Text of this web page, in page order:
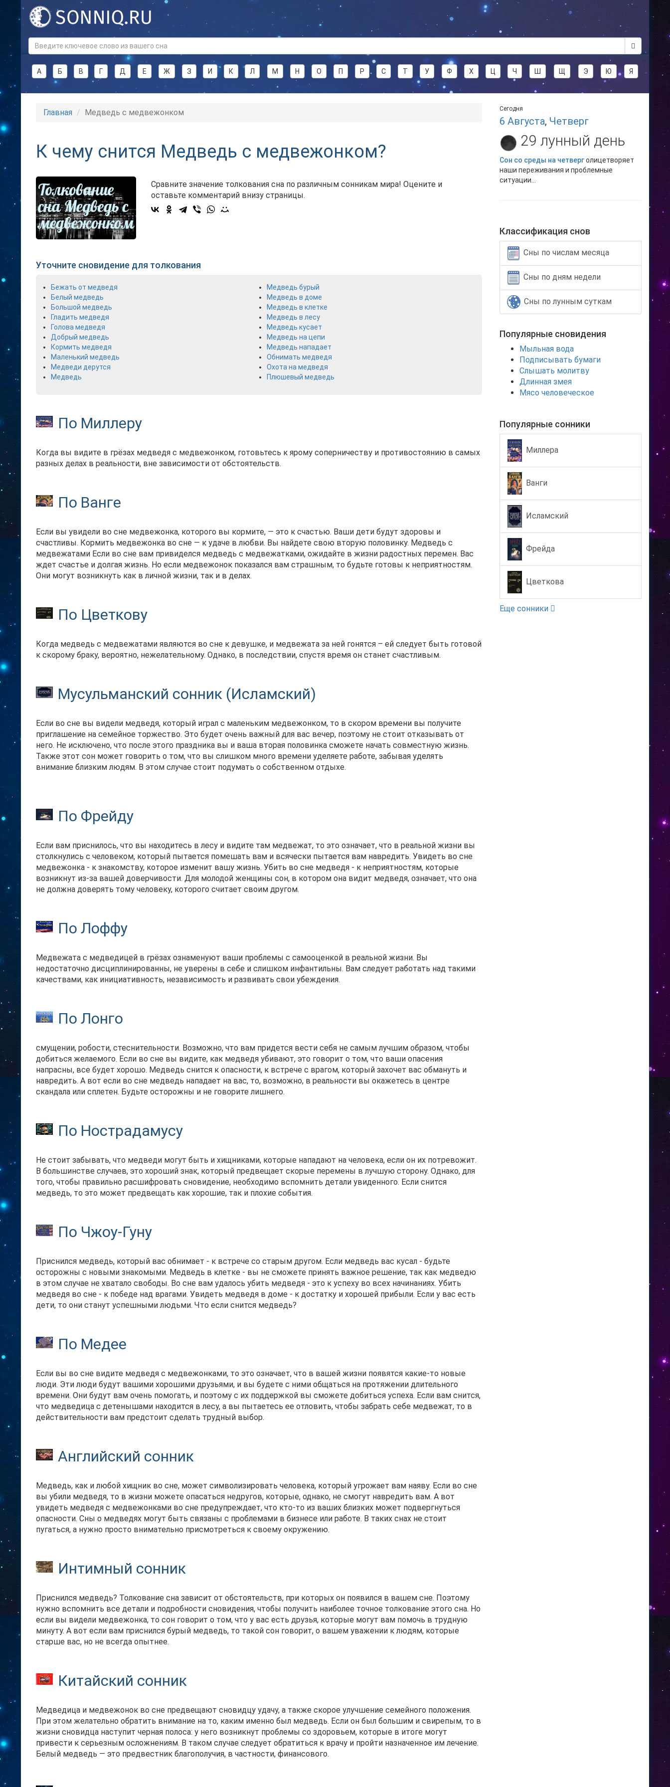
А Б В Г Д Е Ж З И К Л М Н О П Р С Т У Ф Х Ц Ч Ш Щ Э Ю Я
Главная Медведь с медвежонком
К чему снится Медведь с медвежонком?
Сравните значение толкования сна по различным сонникам мира! Оцените и
оставьте комментарий внизу страницы.
Уточните сновидение для толкования
Бежать от медведя
Белый медведь
Большой медведь
Гладить медведя
Голова медведя
Добрый медведь
Кормить медведя
Маленький медведь
Медведи дерутся
Медведь
Медведь бурый
Медведь в доме
Медведь в клетке
Медведь в лесу
Медведь кусает
Медведь на цепи
Медведь нападает
Обнимать медведя
Охота на медведя
Плюшевый медведь
По Миллеру
Когда вы видите в грёзах медведя с медвежонком, готовьтесь к ярому соперничеству и противостоянию в самых
разных делах в реальности, вне зависимости от обстоятельств.
По Ванге
Если вы увидели во сне медвежонка, которого вы кормите, — это к счастью. Ваши дети будут здоровы и
счастливы. Кормить медвежонка во сне — к удаче в любви. Вы найдете свою вторую половинку. Медведь с
медвежатами Если во сне вам привиделся медведь с медвежатками, ожидайте в жизни радостных перемен. Вас
ждет счастье и долгая жизнь. Но если медвежонок показался вам страшным, то будьте готовы к неприятностям.
Они могут возникнуть как в личной жизни, так и в делах.
По Цветкову
Когда медведь с медвежатами являются во сне к девушке, и медвежата за ней гонятся – ей следует быть готовой
к скорому браку, вероятно, нежелательному. Однако, в последствии, спустя время он станет счастливым.
Мусульманский сонник (Исламский)
Если во сне вы видели медведя, который играл с маленьким медвежонком, то в скором времени вы получите
приглашение на семейное торжество. Это будет очень важный для вас вечер, поэтому не стоит отказывать от
него. Не исключено, что после этого праздника вы и ваша вторая половинка сможете начать совместную жизнь.
Также этот сон может говорить о том, что вы слишком много времени уделяете работе, забывая уделять
внимание близким людям. В этом случае стоит подумать о собственном отдыхе.
По Фрейду
Если вам приснилось, что вы находитесь в лесу и видите там медвежат, то это означает, что в реальной жизни вы
столкнулись с человеком, который пытается помешать вам и всячески пытается вам навредить. Увидеть во сне
медвежонка - к знакомству, которое изменит вашу жизнь. Убить во сне медведя - к неприятностям, которые
возникнут из-за вашей доверчивости. Для молодой женщины сон, в котором она видит медведя, означает, что она
не должна доверять тому человеку, которого считает своим другом.
По Лоффу
Медвежата с медведицей в грёзах ознаменуют ваши проблемы с самооценкой в реальной жизни. Вы
недостаточно дисциплинированны, не уверены в себе и слишком инфантильны. Вам следует работать над такими
качествами, как инициативность, независимость и развивать свои убеждения.
По Лонго
смущении, робости, стеснительности. Возможно, что вам придется вести себя не самым лучшим образом, чтобы
добиться желаемого. Если во сне вы видите, как медведя убивают, это говорит о том, что ваши опасения
напрасны, все будет хорошо. Медведь снится к опасности, к встрече с врагом, который захочет вас обмануть и
навредить. А вот если во сне медведь нападает на вас, то, возможно, в реальности вы окажетесь в центре
скандала или сплетен. Будьте осторожны и не говорите лишнего.
По Нострадамусу
Не стоит забывать, что медведи могут быть и хищниками, которые нападают на человека, если он их потревожит.
В большинстве случаев, это хороший знак, который предвещает скорые перемены в лучшую сторону. Однако, для
того, чтобы правильно расшифровать сновидение, необходимо вспомнить детали увиденного. Если снится
медведь, то это может предвещать как хорошие, так и плохие события.
По Чжоу-Гуну
Приснился медведь, который вас обнимает - к встрече со старым другом. Если медведь вас кусал - будьте
осторожны с новыми знакомыми. Медведь в клетке - вы не сможете принять важное решение, так как медведю
в этом случае не хватало свободы. Во сне вам удалось убить медведя - это к успеху во всех начинаниях. Убить
медведя во сне - к победе над врагами. Увидеть медведя в доме - к достатку и хорошей прибыли. Если у вас есть
дети, то они станут успешными людьми. Что если снится медведь?
По Медее
Если вы во сне видите медведя с медвежонками, то это означает, что в вашей жизни появятся какие-то новые
люди. Эти люди будут вашими хорошими друзьями, и вы будете с ними общаться на протяжении длительного
времени. Они будут вам очень помогать, и поэтому с их поддержкой вы сможете добиться успеха. Если вам снится,
что медведица с детенышами находится в лесу, а вы пытаетесь ее отловить, чтобы забрать себе медвежат, то в
действительности вам предстоит сделать трудный выбор.
Английский сонник
Медведь, как и любой хищник во сне, может символизировать человека, который угрожает вам наяву. Если во сне
вы убили медведя, то в жизни можете опасаться недругов, которые, однако, не смогут навредить вам. А вот
увидеть медведя с медвежонками во сне предупреждает, что кто-то из ваших близких может подвергнуться
опасности. Сны о медведях могут быть связаны с проблемами в бизнесе или работе. В таких снах не стоит
пугаться, а нужно просто внимательно присмотреться к своему окружению.
Интимный сонник
Приснился медведь? Толкование сна зависит от обстоятельств, при которых он появился в вашем сне. Поэтому
нужно вспомнить все детали и подробности сновидения, чтобы получить наиболее точное толкование этого сна. Но
если вы видели медвежонка, то сон говорит о том, что у вас есть друзья, которые могут вам помочь в трудную
минуту. А вот если вам приснился бурый медведь, то такой сон говорит, о вашем уважении к людям, которые
старше вас, но не всегда опытнее.
Китайский сонник
Медведица и медвежонок во сне предвещают сновидцу удачу, а также скорое улучшение семейного положения.
При этом желательно обратить внимание на то, каким именно был медведь. Если он был большим и свирепым, то в
жизни сновидца наступит черная полоса: у него возникнут проблемы со здоровьем, которые в итоге могут
привести к серьезным осложнениям. В таком случае следует обратиться к врачу и пройти назначенное им лечение.
Белый медведь — это предвестник благополучия, в частности, финансового.
Сегодня
6 Августа, Четверг
29 лунный день
Сон со среды на четверголицетворяет
наши переживания и проблемные
ситуации...
Классификация снов
Сны по числам месяца
Сны по дням недели
Сны по лунным суткам
Популярные сновидения
Мыльная вода
Подписывать бумаги
Слышать молитву
Длинная змея
Мясо человеческое
Популярные сонники
Миллера
Ванги
Исламский
Фрейда
Цветкова
Еще сонники